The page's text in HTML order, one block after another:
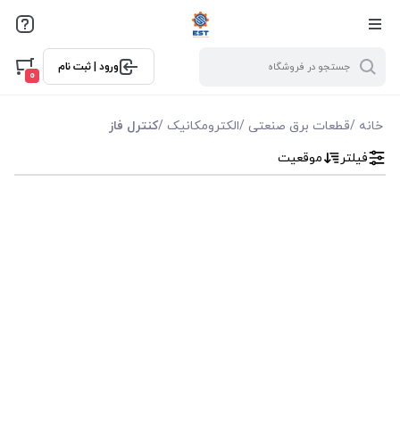
ورود | ثبت نام
0
خانه /قطعات برق صنعتی /الکترومکانیک /کنترل فاز
فیلتر بر اساس قیمت
فیلتر موقعیت